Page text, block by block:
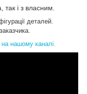
і з власним.
деталей.
нашому каналі.